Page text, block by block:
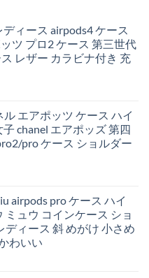
ィース airpods4 ケース
ツ プロ2 ケース 第三世代
レザー カラビナ付き 充
エアポッツ ケース ハイ
chanel エアポッズ 第四
pro ケース ショルダー
airpods pro ケース ハイ
ミュウ コインケース ショ
ディース 斜 めがけ 小さめ
わいい